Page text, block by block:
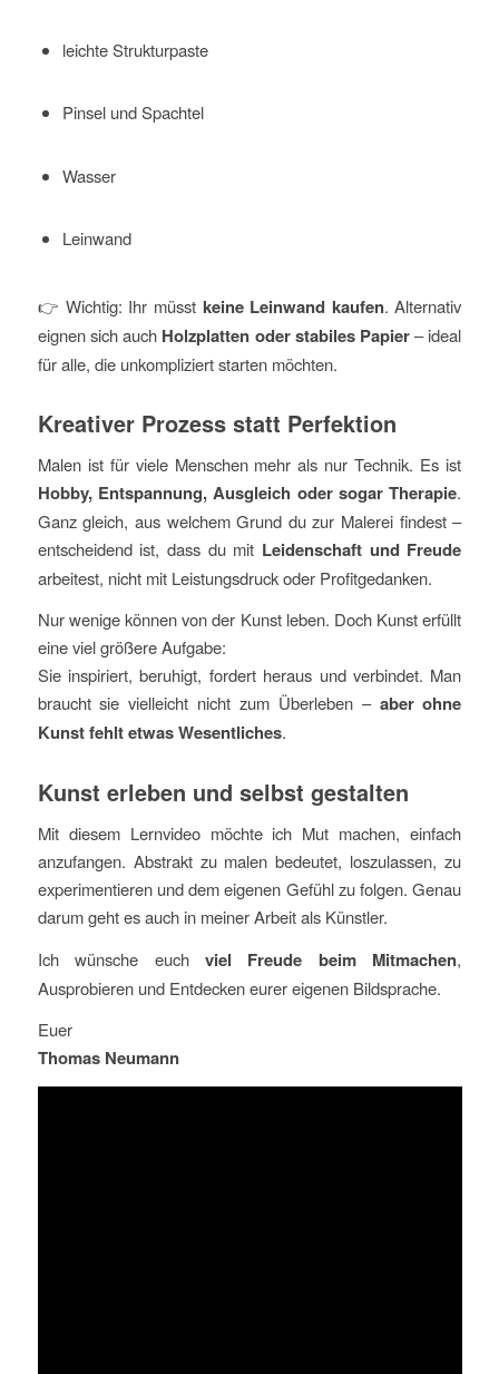
leichte Strukturpaste
Pinsel und Spachtel
Wasser
Leinwand
👉 Wichtig: Ihr müsst keine Leinwand kaufen. Alternativ
eignen sich auch Holzplatten oder stabiles Papier– ideal
für alle, die unkompliziert starten möchten.
Kreativer Prozess statt Perfektion
Malen ist für viele Menschen mehr als nur Technik. Es ist
Hobby, Entspannung, Ausgleich oder sogar Therapie.
Ganz gleich, aus welchem Grund du zur Malerei findest –
entscheidend ist, dass du mit Leidenschaft und Freude
arbeitest, nicht mit Leistungsdruck oder Profitgedanken.
Nur wenige können von der Kunst leben. Doch Kunst erfüllt
eine viel größere Aufgabe:
Sie inspiriert, beruhigt, fordert heraus und verbindet. Man
braucht sie vielleicht nicht zum Überleben – aber ohne
Kunst fehlt etwas Wesentliches.
Kunst erleben und selbst gestalten
Mit diesem Lernvideo möchte ich Mut machen, einfach
anzufangen. Abstrakt zu malen bedeutet, loszulassen, zu
experimentieren und dem eigenen Gefühl zu folgen. Genau
darum geht es auch in meiner Arbeit als Künstler.
Ich wünsche euch viel Freude beim Mitmachen,
Ausprobieren und Entdecken eurer eigenen Bildsprache.
Euer
Thomas Neumann